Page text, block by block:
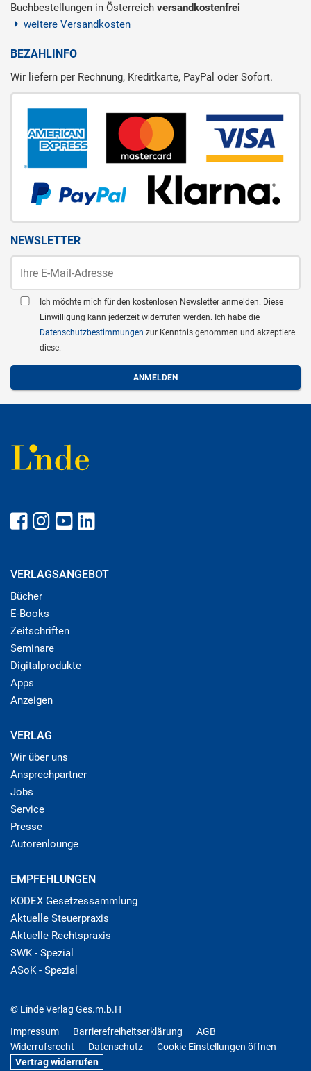
Buchbestellungen in Österreich versandkostenfrei
weitere Versandkosten
BEZAHLINFO
Wir liefern per Rechnung, Kreditkarte, PayPal oder Sofort.
NEWSLETTER
Ich möchte mich für den kostenlosen Newsletter anmelden. Diese
Einwilligung kann jederzeit widerrufen werden. Ich habe die
Datenschutzbestimmungen zur Kenntnis genommen und akzeptiere
diese.
VERLAGSANGEBOT
Bücher
E-Books
Zeitschriften
Seminare
Digitalprodukte
Apps
Anzeigen
VERLAG
Wir über uns
Ansprechpartner
Jobs
Service
Presse
Autorenlounge
EMPFEHLUNGEN
KODEX Gesetzessammlung
Aktuelle Steuerpraxis
Aktuelle Rechtspraxis
SWK - Spezial
ASoK - Spezial
© Linde Verlag Ges.m.b.H
Impressum
Barrierefreiheitserklärung
AGB
Widerrufsrecht
Datenschutz
Cookie Einstellungen öffnen
Vertrag widerrufen